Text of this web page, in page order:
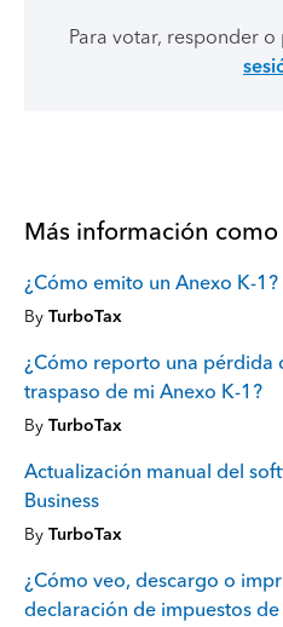
Para votar, responder
Más información como
¿Cómo emito un Anexo K-1?
By TurboTax
¿Cómo reporto una pérdida
traspaso de mi Anexo K-1?
By TurboTax
Actualización manual del
Business
By TurboTax
¿Cómo veo, descargo o
declaración de impuestos